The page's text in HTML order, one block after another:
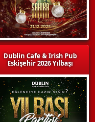
Dublin Cafe & Irish Pub
Eskişehir 2026 Yılbaşı